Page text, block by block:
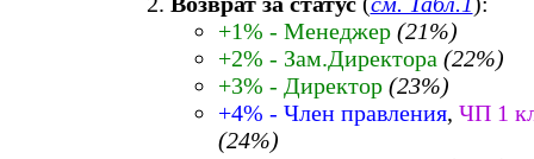
+1% - Менеджер (21%)
+2% - Зам.Директора (22%)
+3% - Директор (23%)
+4% - Член правления, ЧП 1
(24%)